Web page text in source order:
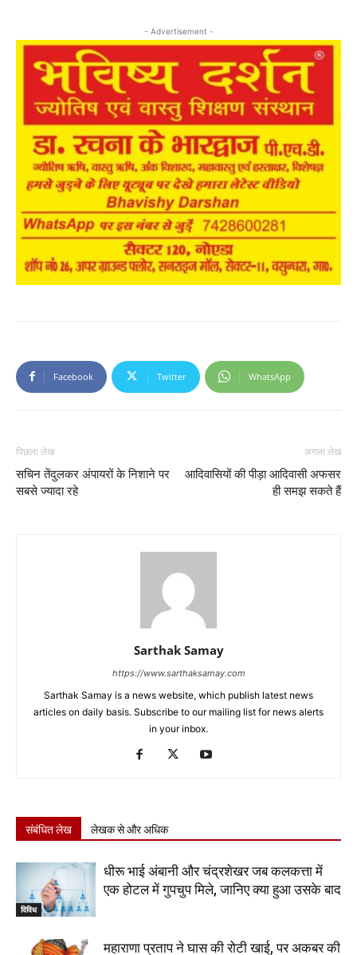
- Advertisement -
Facebook Twitter WhatsApp
पिछला लेख
सचिन तेंदुलकर अंपायरों के निशाने पर
सबसे ज्यादा रहे
अगला लेख
आदिवासियों की पीड़ा आदिवासी अफसर
ही समझ सकते हैं
Sarthak Samay
https://www.sarthaksamay.com
Sarthak Samay is a news website, which publish latest news
articles on daily basis. Subscribe to our mailing list for news alerts
in your inbox.
संबंधित लेख लेखक से और अधिक
विविध
धीरू भाई अंबानी और चंद्रशेखर जब कलकत्ता में
एक होटल में गुपचुप मिले, जानिए क्या हुआ उसके बाद
महाराणा प्रताप ने घास की रोटी खाई, पर अकबर की